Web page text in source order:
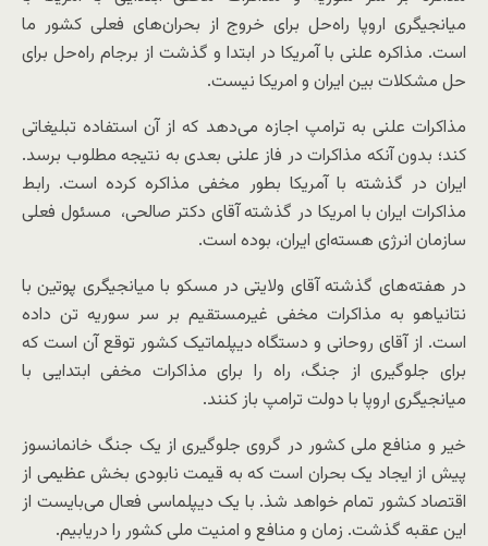
میانجیگری اروپا راه‌حل برای خروج از بحران‌های فعلی کشور ما
است. مذاکره علنی با آمریکا در ابتدا و گذشت از برجام راه‌حل برای
حل مشکلات بین ایران و امریکا نیست.
مذاکرات علنی به ترامپ اجازه می‌دهد که از آن استفاده تبلیغاتی
کند؛ بدون آنکه مذاکرات در فاز علنی بعدی به نتیجه مطلوب برسد.
ایران در گذشته با آمریکا بطور مخفی مذاکره کرده است. رابط
مذاکرات ایران با امریکا در گذشته آقای دکتر صالحی، مسئول فعلی
سازمان انرژی هسته‌ای ایران، بوده است.
در هفته‌های گذشته آقای ولایتی در مسکو با میانجیگری پوتین با
نتانیاهو به مذاکرات مخفی غیرمستقیم بر سر سوریه تن داده
است. از آقای روحانی و دستگاه دیپلماتیک کشور توقع آن است که
برای جلوگیری از جنگ، راه را برای مذاکرات مخفی ابتدایی با
میانجیگری اروپا با دولت ترامپ باز کنند.
خیر و منافع ملی کشور در گروی جلوگیری از یک جنگ خانمانسوز
پیش از ایجاد یک بحران است که به قیمت نابودی بخش عظیمی از
اقتصاد کشور تمام خواهد شذ. با یک دیپلماسی فعال می‌بایست از
این عقبه گذشت. زمان و منافع و امنیت ملی کشور را دریابیم.